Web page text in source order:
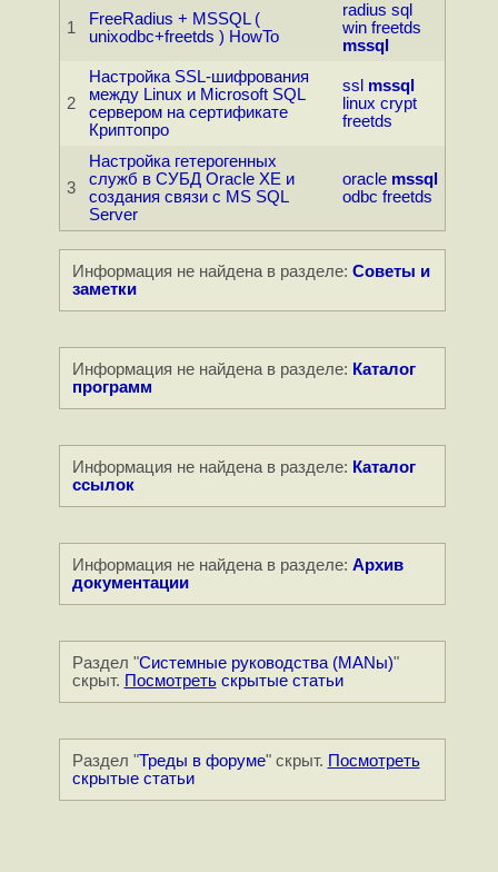
1
FreeRadius + MSSQL (
unixodbc+freetds ) HowTo
radius sql
win freetds
mssql
2
Настройка SSL-шифрования
между Linux и Microsoft SQL
сервером на сертификате
Криптопро
ssl mssql
linux crypt
freetds
3
Настройка гетерогенных
служб в СУБД Oracle XE и
создания связи с MS SQL
Server
oracle mssql
odbc freetds
Информация не найдена в разделе: Советы и
заметки
Информация не найдена в разделе: Каталог
программ
Информация не найдена в разделе: Каталог
ссылок
Информация не найдена в разделе: Архив
документации
Раздел "Системные руководства (MANы)"
скрыт. Посмотретьскрытые статьи
Раздел "Треды в форуме" скрыт. Посмотреть
скрытые статьи